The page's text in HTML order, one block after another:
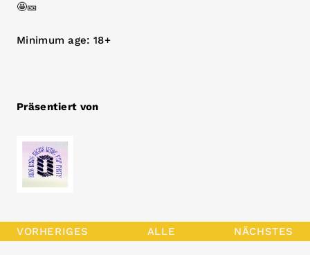
🤩🎫
Minimum age: 18+
Präsentiert von
VORHERIGES ALLE NÄCHSTES